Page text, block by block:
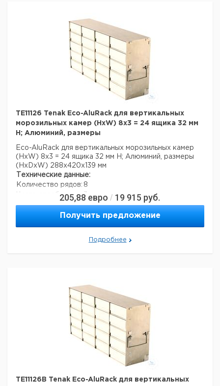
TE11126 Tenak Eco-AluRack для вертикальных
морозильных камер (HxW) 8x3 = 24 ящика 32 мм
H; Алюминий, размеры
Eco-AluRack для вертикальных морозильных камер
(HxW) 8x3 = 24 ящика 32 мм H; Алюминий, размеры
(HxDxW) 288x420x139 мм
Технические данные:
Количество рядов: 8
Число столбцов:
3
Материал:
алюминий
1,3 кг
Страна происхождения:Дания
Вес брутто:
1,7 кг
205,88 евро / 19 915 руб.
Получить предложение
Подробнее
TE11126B Tenak Eco-AluRack для вертикальных